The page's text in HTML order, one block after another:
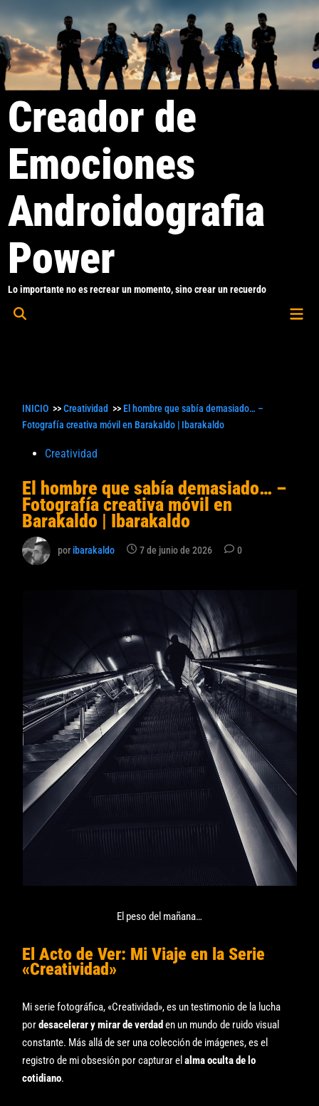
al
contenido
Creador de
Emociones
Androidografia
Power
Lo importante no es recrear un momento, sino crear un recuerdo
Abrir
INICIO >>Creatividad >> El hombre que sabía demasiado… –
Fotografía creativa móvil en Barakaldo | Ibarakaldo
Publicado
Creatividad
El hombre que sabía demasiado… –
Fotografía creativa móvil en
Barakaldo | Ibarakaldo
poribarakaldo 7 de junio de 2026 0
El peso del mañana…
El Acto de Ver: Mi Viaje en la Serie
«Creatividad»
Mi serie fotográfica, «Creatividad», es un testimonio de la lucha
pordesacelerar y mirar de verdad en un mundo de ruido visual
constante. Más allá de ser una colección de imágenes, es el
registro de mi obsesión por capturar elalma oculta de lo
cotidiano.